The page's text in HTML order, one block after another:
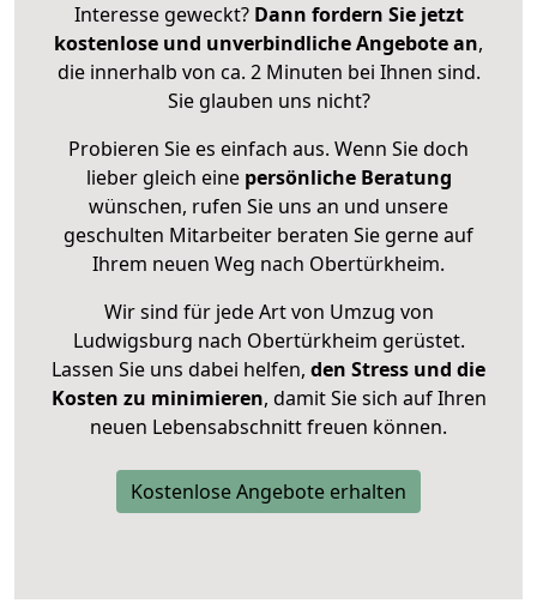
Interesse geweckt? Dann fordern Sie jetzt
kostenlose und unverbindliche Angebote an,
die innerhalb von ca. 2 Minuten bei Ihnen sind.
Sie glauben uns nicht?
Probieren Sie es einfach aus. Wenn Sie doch
lieber gleich eine persönliche Beratung
wünschen, rufen Sie uns an und unsere
geschulten Mitarbeiter beraten Sie gerne auf
Ihrem neuen Weg nach Obertürkheim.
Wir sind für jede Art von Umzug von
Ludwigsburg nach Obertürkheim gerüstet.
Lassen Sie uns dabei helfen, den Stress und die
Kosten zu minimieren, damit Sie sich auf Ihren
neuen Lebensabschnitt freuen können.
Kostenlose Angebote erhalten